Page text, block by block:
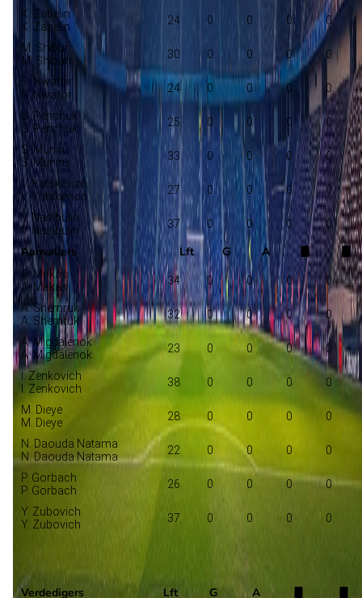
K. Zabelin
K. Zabelin
24 0 0 0 0
M. Shibun
M. Shibun
30 0 0 0 0
S. Nwafor
S. Nwafor
24 0 0 0 0
S. Penchuk
S. Penchuk
25 0 0 0 0
S. Muniru
S. Muniru
33 0 0 0 0
V. Yatskevich
V. Yatskevich
27 0 0 0 0
V. Nasibulin
V. Nasibulin
37 0 0 0 0
Aanvallers Lft G A
A. Makas
A. Makas
34 0 0 0 0
A. Shemruk
A. Shemruk
32 0 0 0 0
A. Migdalenok
A. Migdalenok
23 0 0 0 0
I. Zenkovich
I. Zenkovich
38 0 0 0 0
M. Dieye
M. Dieye
28 0 0 0 0
N. Daouda Natama
N. Daouda Natama
22 0 0 0 0
P. Gorbach
P. Gorbach
26 0 0 0 0
Y. Zubovich
Y. Zubovich
37 0 0 0 0
Verdedigers Lft G A